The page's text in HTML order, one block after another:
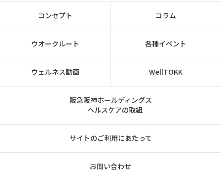
コンセプト コラム
ウオークルート 各種イベント
ウェルネス動画 WellTOKK
阪急阪神ホールディングス
ヘルスケアの取組
サイトのご利用にあたって
お問い合わせ